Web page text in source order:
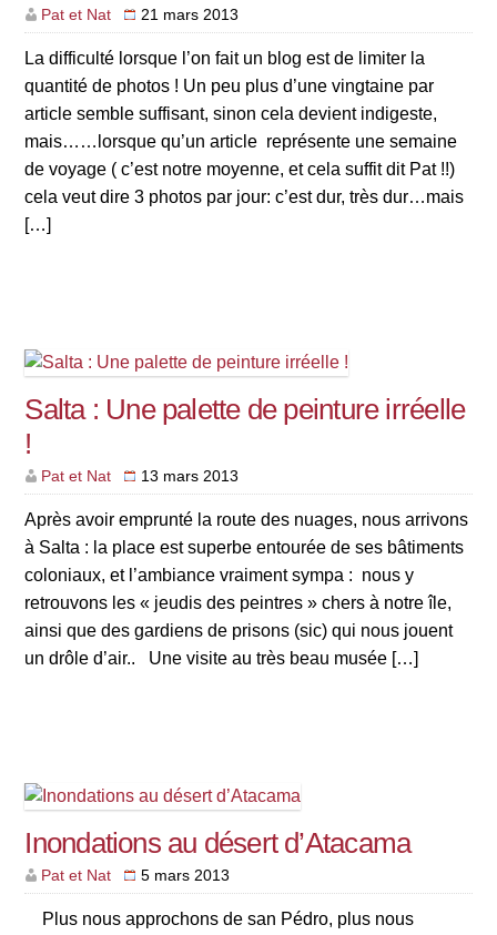
Pat et Nat 21 mars 2013
La difficulté lorsque l’on fait un blog est de limiter la
quantité de photos ! Un peu plus d’une vingtaine par
article semble suffisant, sinon cela devient indigeste,
mais……lorsque qu’un article représente une semaine
de voyage ( c’est notre moyenne, et cela suffit dit Pat !!)
cela veut dire 3 photos par jour: c’est dur, très dur…mais
[…]
Salta : Une palette de peinture irréelle
!
Pat et Nat 13 mars 2013
Après avoir emprunté la route des nuages, nous arrivons
à Salta : la place est superbe entourée de ses bâtiments
coloniaux, et l’ambiance vraiment sympa : nous y
retrouvons les « jeudis des peintres » chers à notre île,
ainsi que des gardiens de prisons (sic) qui nous jouent
un drôle d’air.. Une visite au très beau musée […]
Inondations au désert d’Atacama
Pat et Nat 5 mars 2013
Plus nous approchons de san Pédro, plus nous